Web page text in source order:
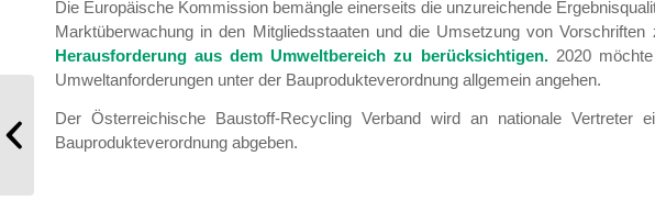
Die Europäische Kommission bemängle einerseits die unzureichende
Marktüberwachung in den Mitgliedsstaaten und die Umsetzung von Vorschriften
Herausforderung aus dem Umweltbereich zu berücksichtigen. 2020
Umweltanforderungen unter der Bauprodukteverordnung allgemein angehen.
Der Österreichische Baustoff-Recycling Verband wird an nationale Vertreter
Bauprodukteverordnung abgeben.
Mitgliederinformation 17/2019 – BRV-
Jubiläumskongress „30 Jahre BR...